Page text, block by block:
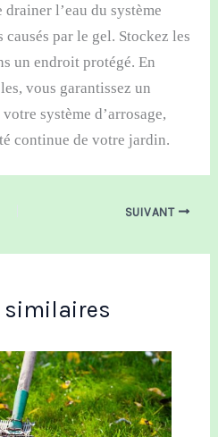
l’eau du système
par le gel. Stockez les
un endroit protégé. En
vous garantissez un
système d’arrosage,
continue de votre jardin.
SUIVANT